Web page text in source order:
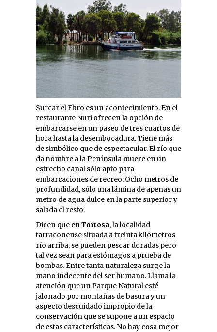
Surcar el Ebro es un acontecimiento. En el
restaurante Nuri ofrecen la opción de
embarcarse en un paseo de tres cuartos de
hora hasta la desembocadura. Tiene más
de simbólico que de espectacular. El río que
da nombre a la Península muere en un
estrecho canal sólo apto para
embarcaciones de recreo. Ocho metros de
profundidad, sólo una lámina de apenas un
metro de agua dulce en la parte superior y
salada el resto.
Dicen que enTortosa, la localidad
tarraconense situada a treinta kilómetros
río arriba, se pueden pescar doradas pero
tal vez sean para estómagos a prueba de
bombas. Entre tanta naturaleza surge la
mano indecente del ser humano. Llama la
atención que un Parque Natural esté
jalonado por montañas de basura y un
aspecto descuidado impropio de la
conservación que se supone a un espacio
de estas características. No hay cosa mejor